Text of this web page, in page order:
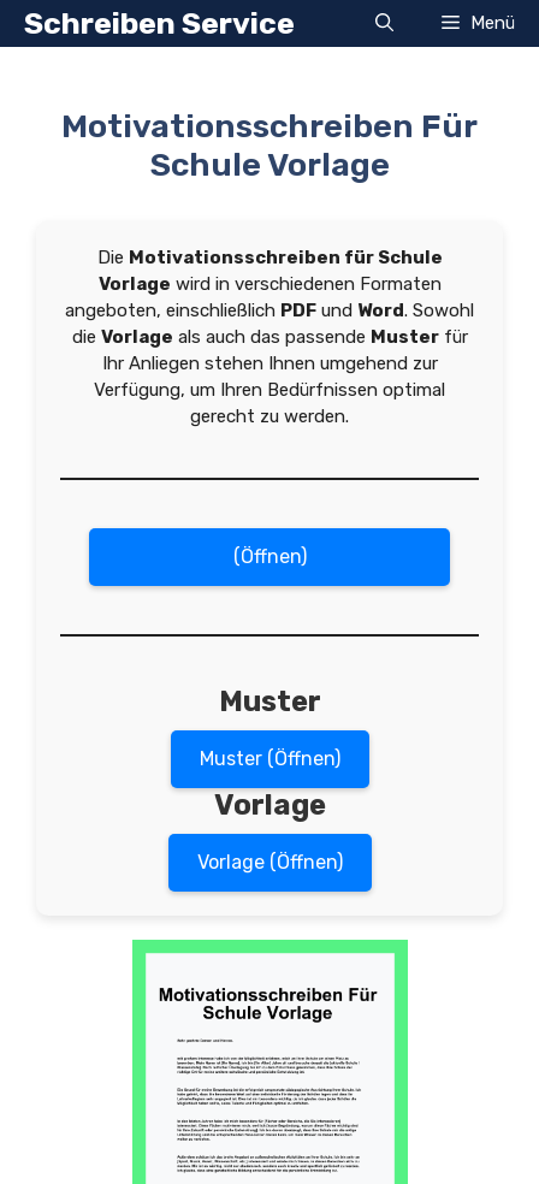
Zum
InhaltSchreiben Service Menü
Motivationsschreiben Für
Schule Vorlage
Die Motivationsschreiben für Schule
Vorlage wird in verschiedenen Formaten
angeboten, einschließlich PDF und Word. Sowohl
die Vorlage als auch das passende Musterfür
Ihr Anliegen stehen Ihnen umgehend zur
Verfügung, um Ihren Bedürfnissen optimal
gerecht zu werden.
(Öffnen)
Muster
Muster (Öffnen)
Vorlage
Vorlage (Öffnen)